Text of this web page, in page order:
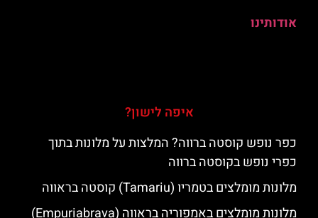
אודותינו
איפה לישון?
כפר נופש קוסטה ברווה? המלצות על מלונות בתוך
כפרי נופש בקוסטה ברווה
מלונות מומלצים בטמריו (Tamariu) קוסטה בראווה
מלונות מומלצים באמפוריה בראווה (Empuriabrava)